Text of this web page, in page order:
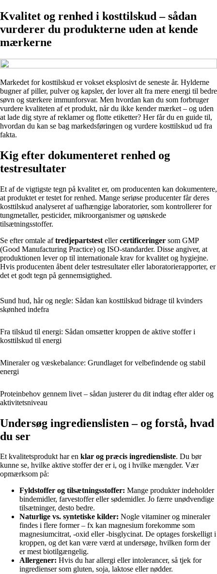
Kvalitet og renhed i kosttilskud – sådan
vurderer du produkterne uden at kende
mærkerne
Markedet for kosttilskud er vokset eksplosivt de seneste år. Hylderne
bugner af piller, pulver og kapsler, der lover alt fra mere energi til bedre
søvn og stærkere immunforsvar. Men hvordan kan du som forbruger
vurdere kvaliteten af et produkt, når du ikke kender mærket – og uden
at lade dig styre af reklamer og flotte etiketter? Her får du en guide til,
hvordan du kan se bag markedsføringen og vurdere kosttilskud ud fra
fakta.
Kig efter dokumenteret renhed og
testresultater
Et af de vigtigste tegn på kvalitet er, om producenten kan dokumentere,
at produktet er testet for renhed. Mange seriøse producenter får deres
kosttilskud analyseret af uafhængige laboratorier, som kontrollerer for
tungmetaller, pesticider, mikroorganismer og uønskede
tilsætningsstoffer.
Se efter omtale aftredjepartstest ellercertificeringer som GMP
(Good Manufacturing Practice) og ISO-standarder. Disse angiver, at
produktionen lever op til internationale krav for kvalitet og hygiejne.
Hvis producenten åbent deler testresultater eller laboratorierapporter, er
det et godt tegn på gennemsigtighed.
Sund hud, hår og negle: Sådan kan kosttilskud bidrage til kvinders
skønhed indefra
Fra tilskud til energi: Sådan omsætter kroppen de aktive stoffer i
kosttilskud til energi
Mineraler og væskebalance: Grundlaget for velbefindende og stabil
energi
Proteinbehov gennem livet – sådan justerer du dit indtag efter alder og
aktivitetsniveau
Undersøg ingredienslisten – og forstå, hvad
du ser
Et kvalitetsprodukt har en klar og præcis ingrediensliste. Du bør
kunne se, hvilke aktive stoffer der er i, og i hvilke mængder. Vær
opmærksom på:
Fyldstoffer og tilsætningsstoffer: Mange produkter indeholder
bindemidler, farvestoffer eller sødemidler. Jo færre unødvendige
tilsætninger, desto bedre.
Naturlige vs. syntetiske kilder: Nogle vitaminer og mineraler
findes i flere former – fx kan magnesium forekomme som
magnesiumcitrat, -oxid eller -bisglycinat. De optages forskelligt i
kroppen, og det kan være værd at undersøge, hvilken form der
er mest biotilgængelig.
Allergener: Hvis du har allergi eller intolerancer, så tjek for
ingredienser som gluten, soja, laktose eller nødder.